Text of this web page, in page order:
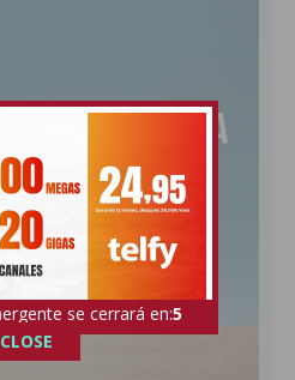
se cerrará en:4
CLOSE